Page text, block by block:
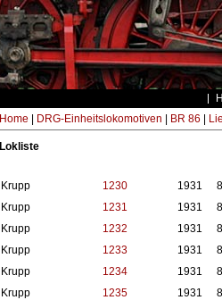
Home DRG-Einheitslokomotiven BR 86
Lokliste
Krupp 1230 1931
Krupp
1231 1931
Krupp
1232 1931
Krupp
1233 1931
Krupp
1234 1931
Krupp
1235 1931